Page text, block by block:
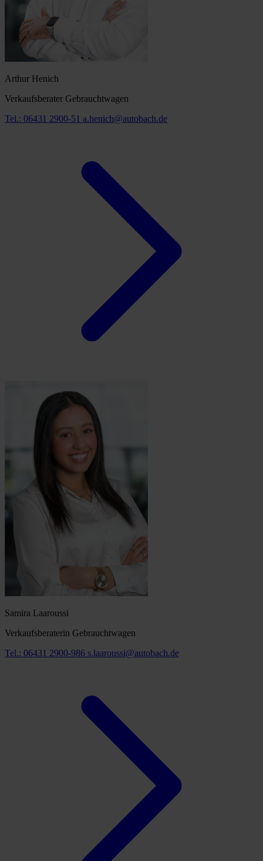
Arthur Henich
Verkaufsberater Gebrauchtwagen
Tel.: 06431 2900-51 a.henich@autobach.de
Samira Laaroussi
Verkaufsberaterin Gebrauchtwagen
Tel.: 06431 2900-986 s.laaroussi@autobach.de